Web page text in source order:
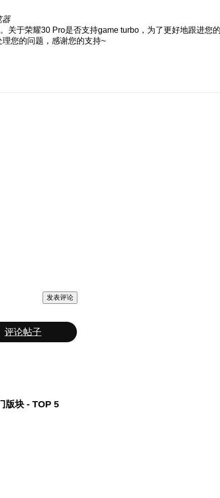
器
于荣耀30 Pro是否支持game turbo，为了更好地跟进您
您的问题，感谢您的支持~
发表评论
评论帖子
版块 - TOP 5